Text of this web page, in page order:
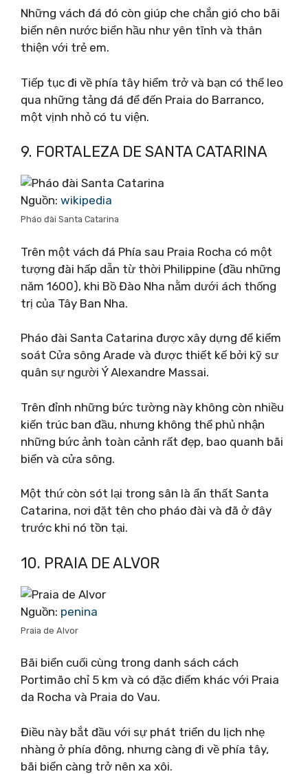
Những vách đá đó còn giúp che chắn gió cho bãi
biển nên nước biển hầu như yên tĩnh và thân
thiện với trẻ em.
Tiếp tục đi về phía tây hiểm trở và bạn có thể leo
qua những tảng đá để đến Praia do Barranco,
một vịnh nhỏ có tu viện.
9. FORTALEZA DE SANTA CATARINA
Nguồn: wikipedia
Pháo đài Santa Catarina
Trên một vách đá Phía sau Praia Rocha có một
tượng đài hấp dẫn từ thời Philippine (đầu những
năm 1600), khi Bồ Đào Nha nằm dưới ách thống
trị của Tây Ban Nha.
Pháo đài Santa Catarina được xây dựng để kiểm
soát Cửa sông Arade và được thiết kế bởi kỹ sư
quân sự người Ý Alexandre Massai.
Trên đỉnh những bức tường này không còn nhiều
kiến ​​trúc ban đầu, nhưng không thể phủ nhận
những bức ảnh toàn cảnh rất đẹp, bao quanh bãi
biển và cửa sông.
Một thứ còn sót lại trong sân là ẩn thất Santa
Catarina, nơi đặt tên cho pháo đài và đã ở đây
trước khi nó tồn tại.
10. PRAIA DE ALVOR
Nguồn: penina
Praia de Alvor
Bãi biển cuối cùng trong danh sách cách
Portimão chỉ 5 km và có đặc điểm khác với Praia
da Rocha và Praia do Vau.
Điều này bắt đầu với sự phát triển du lịch nhẹ
nhàng ở phía đông, nhưng càng đi về phía tây,
bãi biển càng trở nên xa xôi.